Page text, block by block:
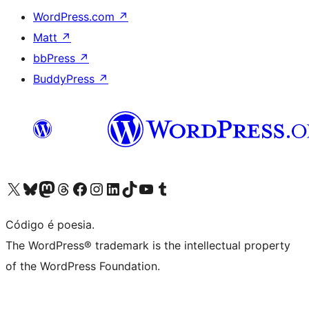
WordPress.com ↗
Matt ↗
bbPress ↗
BuddyPress ↗
Visite a nossa conta X (antigo Twitter)
Visit our Bluesky account
Visit our Mastodon account
Visit our Threads account
Visite a nossa página do Facebook
Visite a nossa conta no Instagram
Visite a nossa conta no LinkedIn
Visit our TikTok account
Visit our YouTube channel
Visit our Tumblr account
Código é poesia.
The WordPress® trademark is the intellectual property
of the WordPress Foundation.